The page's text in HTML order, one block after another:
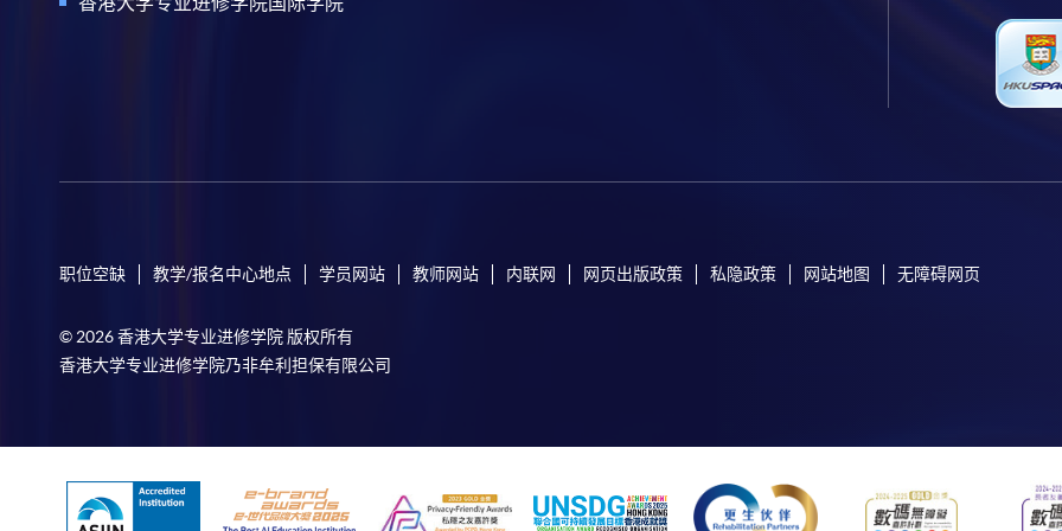
职位空缺 教学/报名中心地点 学员网站 教师网站 内联网 网页出版政策 私隐政策 网站地图 无障碍网页
© 2026 香港大学专业进修学院 版权所有
香港大学专业进修学院乃非牟利担保有限公司